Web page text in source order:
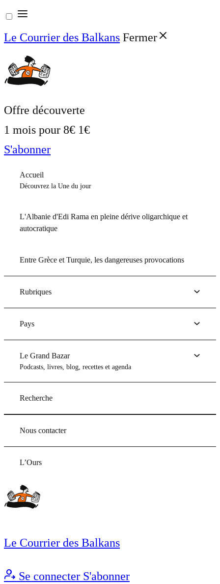
Aller
au
contenu
Le Courrier des Balkans Fermer
Offre découverte
1 mois pour 8€ 1€
S'abonner
Accueil
Découvrez la Une du jour
L'Albanie d'Edi Rama en pleine dérive oligarchique et
autocratique
Entre Grèce et Turquie, les dangereuses provocations
Rubriques
Pays
Le Grand Bazar
Podcasts, livres, blog, recettes et agenda
Recherche
Nous contacter
L’Ours
Le Courrier des Balkans
Se connecter S'abonner